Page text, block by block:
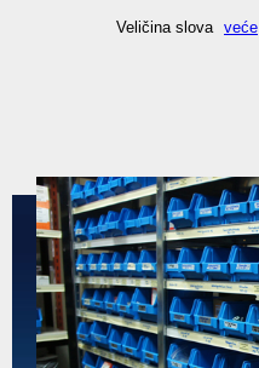
Veličina slova veće